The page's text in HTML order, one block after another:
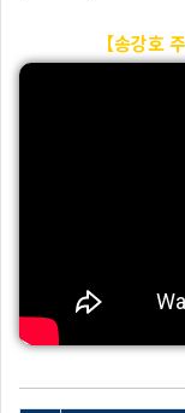
【송강호